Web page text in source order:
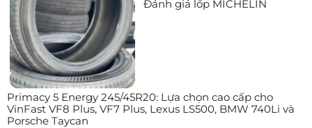
Đánh giá lốp MICHELIN
Primacy 5 Energy 245/45R20: Lựa chọn cao cấp cho
VinFast VF8 Plus, VF7 Plus, Lexus LS500, BMW 740Li và
Porsche Taycan